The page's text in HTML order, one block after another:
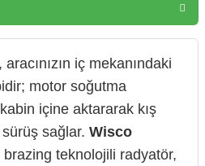
, aracınızın iç mekanındaki
motor soğutma
kabin içine aktararak kış
sağlar. Wisco
teknolojili radyatör,